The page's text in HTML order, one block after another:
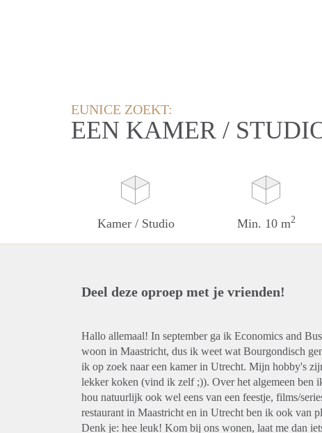
EUNICE ZOEKT:
EEN KAMER /
Kamer / Studio Min. 10 m2
Deel deze oproep met je vrienden!
Hallo allemaal! In september ga ik Economics and
woon in Maastricht, dus ik weet wat Bourgondisch
ik op zoek naar een kamer in Utrecht. Mijn hobby's
lekker koken (vind ik zelf ;)). Over het algemeen ben
hou natuurlijk ook wel eens van een feestje, films/
restaurant in Maastricht en in Utrecht ben ik ook van
Denk je: hee leuk! Kom bij ons wonen, laat me dan